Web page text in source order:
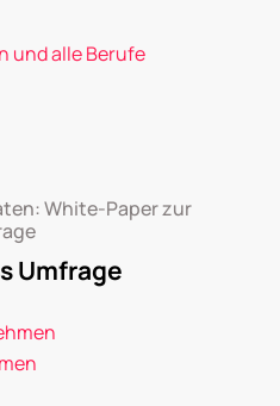
und alle Berufe
White-Paper zur
Umfrage